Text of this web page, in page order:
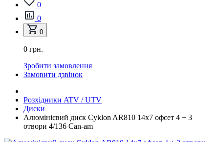
0
0
0
0 грн.
Зробити замовлення
Замовити дзвінок
Розхідники ATV / UTV
Диски
Алюмінієвий диск Cyklon AR810 14х7 офсет 4 + 3
отвори 4/136 Can-am